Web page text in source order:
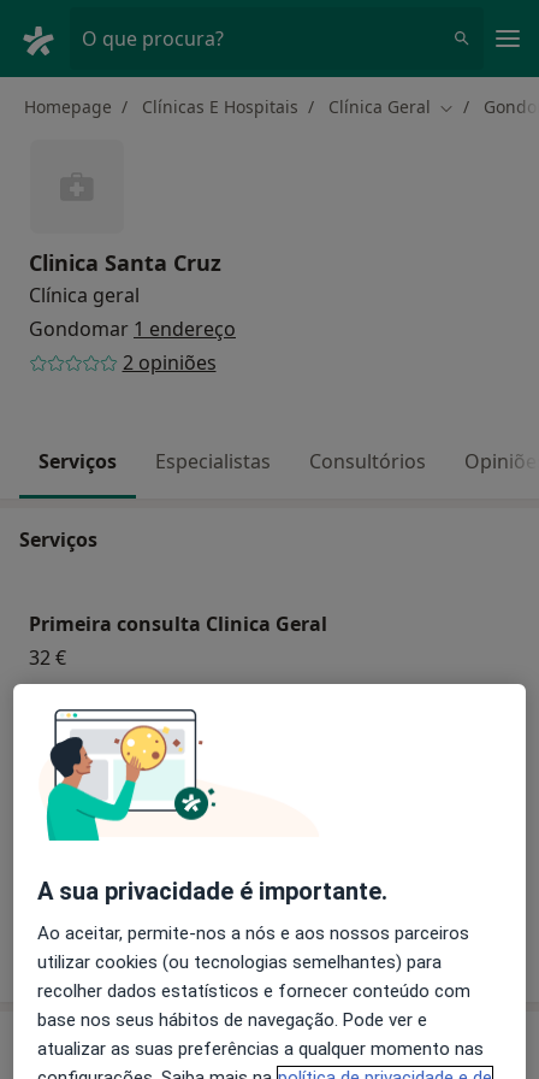
O que procura?
Homepage Clínicas E Hospitais Clínica Geral Mudar de
Clinica Santa Cruz
Clínica geral
Gondomar 1 endereço
2 opiniões
Serviços Especialistas Consultórios
Serviços
Primeira consulta Clinica Geral
32 €
Retorno de consultas Clinica Geral
32 €
Consulta domiciliar Clinica Geral
Como mostramos os preços?
Especialistas
A sua privacidade é importante.
Ao aceitar, permite-nos a nós e aos nossos parceiros
utilizar cookies (ou tecnologias semelhantes) para
recolher dados estatísticos e fornecer conteúdo com
base nos seus hábitos de navegação. Pode ver e
atualizar as suas preferências a qualquer momento nas